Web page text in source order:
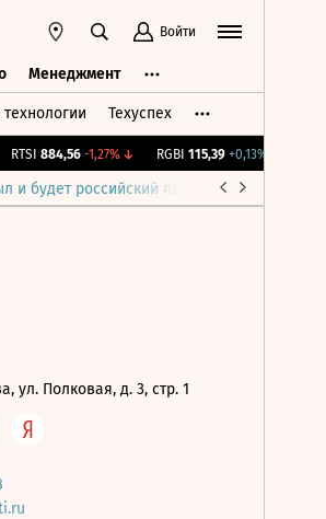
Войти
Менеджмент
Техуспех
RTSI 884,56 -1,27%↓ RGBI 115,39 +0,13%↑
и будет российский парламент
ул. Полковая, д. 3, стр. 1